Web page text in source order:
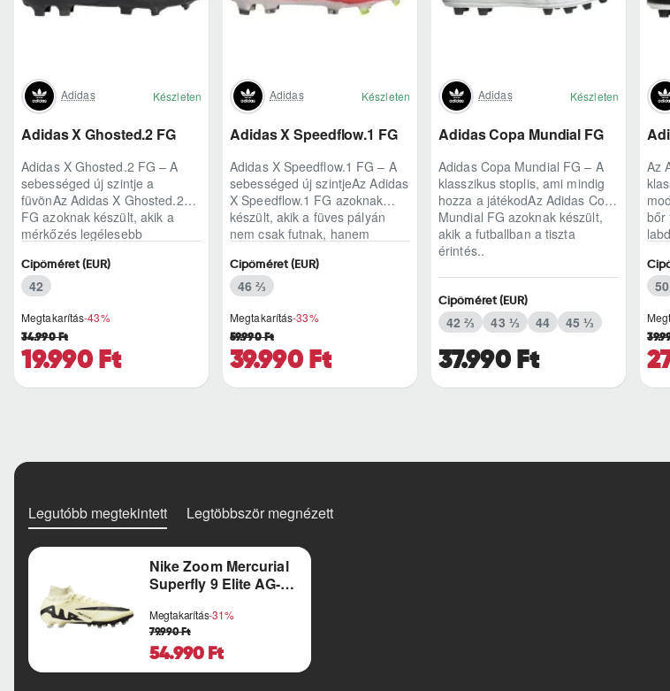
Adidas Készleten
Adidas X Ghosted.2 FG
Adidas X Ghosted.2 FG – A
sebességed új szintje a
füvönAz Adidas X Ghosted.2
FG azoknak készült, akik a
mérkőzés legélesebb
Megtakarítás-43%
19.990 Ft
34.990 Ft
Cipőméret (EUR)
42
Adidas Készleten
Adidas X Speedflow.1 FG
Adidas X Speedflow.1 FG – A
sebességed új szintjeAz Adidas
X Speedflow.1 FG azoknak
készült, akik a füves pályán
nem csak futnak, hanem
Megtakarítás-33%
39.990 Ft
59.990 Ft
Cipőméret (EUR)
46 ⅔
Adidas Készleten
Adidas Copa Mundial FG
Adidas Copa Mundial FG – A
klasszikus stoplis, ami mindig
hozza a játékodAz Adidas Copa
Mundial FG azoknak készült,
akik a futballban a tiszta
érintés..
37.990 Ft
Cipőméret (EUR)
42 ⅔ 43 ⅓ 44 45 ⅓
Az
bőr
50
Legutóbb megtekintett Legtöbbször megnézett
Nike Zoom Mercurial
Superfly 9 Elite AG-
Megtakarítás-31%
54.990 Ft
79.990 Ft